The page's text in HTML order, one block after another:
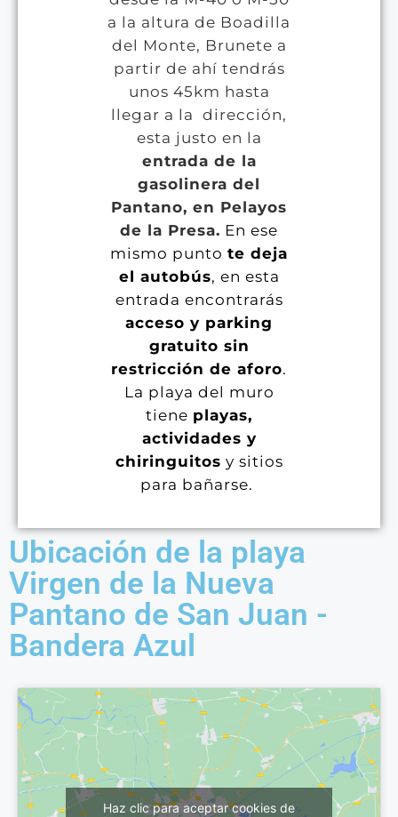
a la altura de Boadilla
del Monte, Brunete a
partir de ahí tendrás
unos 45km hasta
llegar a la dirección,
esta justo en la
entrada de la
gasolinera del
Pantano, en Pelayos
de la Presa. En ese
mismo punto te deja
el autobús, en esta
entrada encontrarás
acceso y parking
gratuito sin
restricción de aforo.
La playa del muro
tiene playas,
actividades y
chiringuitos y sitios
para bañarse.
Ubicación de la playa
Virgen de la Nueva
Pantano de San Juan -
Bandera Azul
Haz clic para aceptar cookies de